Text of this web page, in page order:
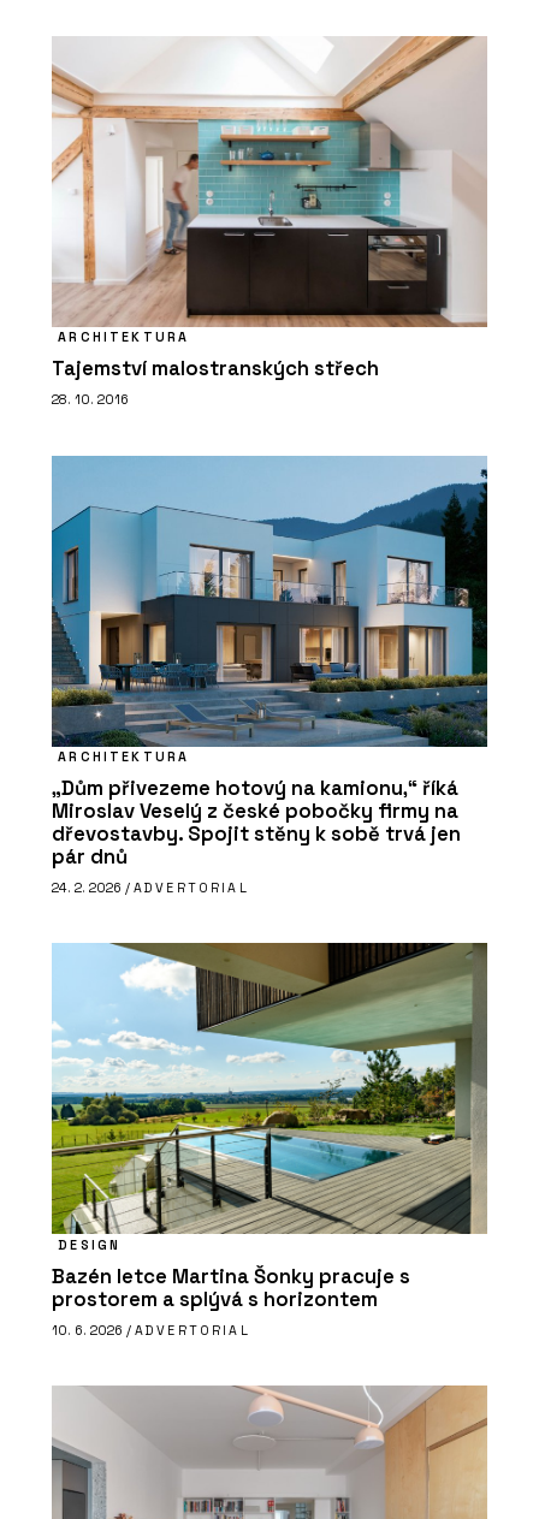
ARCHITEKTURA
Tajemství malostranských střech
28. 10. 2016
ARCHITEKTURA
„Dům přivezeme hotový na kamionu,“ říká
Miroslav Veselý z české pobočky firmy na
dřevostavby. Spojit stěny k sobě trvá jen
pár dnů
24. 2. 2026 / ADVERTORIAL
DESIGN
Bazén letce Martina Šonky pracuje s
prostorem a splývá s horizontem
10. 6. 2026 / ADVERTORIAL